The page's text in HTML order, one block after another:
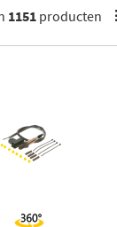
1151 producten